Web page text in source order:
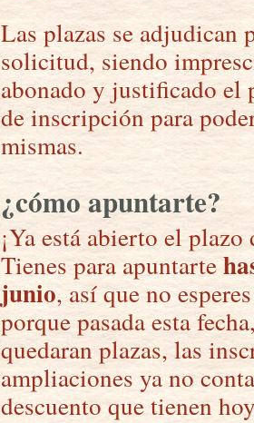
Las plazas se adjudican
solicitud, siendo
abonado y justificado el
de inscripción para
mismas.
¿cómo apuntarte?
¡Ya está abierto el
Tienes para apuntarte
junio, así que no
porque pasada esta
quedaran plazas, las
ampliaciones ya no
descuento que tienen